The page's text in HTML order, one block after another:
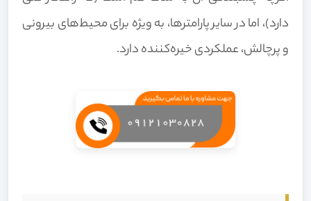
دارد)، اما در سایر پارامترها، به ویژه برای محیط‌های بیرونی
و پرچالش، عملکردی خیره‌کننده دارد.